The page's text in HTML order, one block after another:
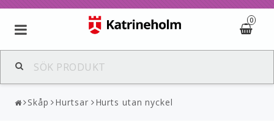
0
Skåp Hurtsar Hurts utan nyckel